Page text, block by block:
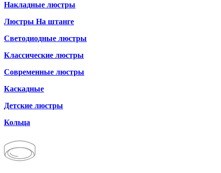
Накладные люстры
Люстры На штанге
Светодиодные люстры
Классические люстры
Современные люстры
Каскадные
Детские люстры
Кольца